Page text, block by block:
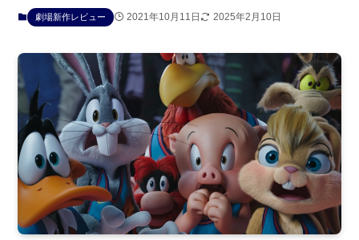
劇場新作レビュー 2021年10月11日 2025年2月10日